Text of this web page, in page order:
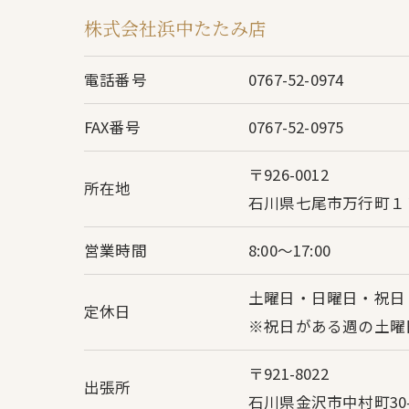
株式会社浜中たたみ店
電話番号 0767-52-0974
FAX番号 0767-52-0975
所在地
〒926-0012
石川県七尾市万行町１
営業時間 8:00～17:00
定休日
土曜日・日曜日・祝日
※祝日がある週の土曜
出張所
〒921-8022
石川県金沢市中村町